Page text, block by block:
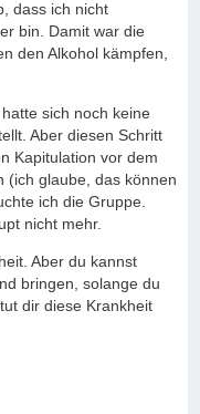
dass ich nicht
bin. Damit war die
den Alkohol kämpfen,
sich noch keine
Aber diesen Schritt
Kapitulation vor dem
(ich glaube, das können
ich die Gruppe.
nicht mehr.
Aber du kannst
bringen, solange du
dir diese Krankheit